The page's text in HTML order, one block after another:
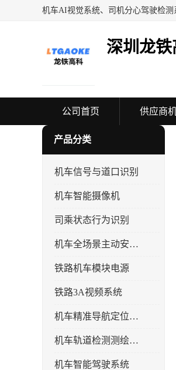
深圳龙铁
公司首页 供应商
产品分类
机车信号与道口识别
机车智能摄像机
司乘状态行为识别
机车全场景主动安全系统
铁路机车模块电源
铁路3A视频系统
机车精准导航定位系统
机车轨道检测测绘系统
机车智能驾驶系统